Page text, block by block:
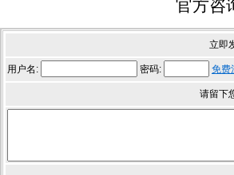
官方咨
立即
用户名: 密码: 免费
请留下